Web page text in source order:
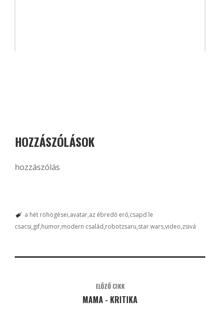
HOZZÁSZÓLÁSOK
hozzászólás
a hét röhögései avatar az ébredő erő csapd le
csacsi gif humor modern család robotzsaru star warsvideo zsivá
ELŐZŐ CIKK
MAMA - KRITIKA